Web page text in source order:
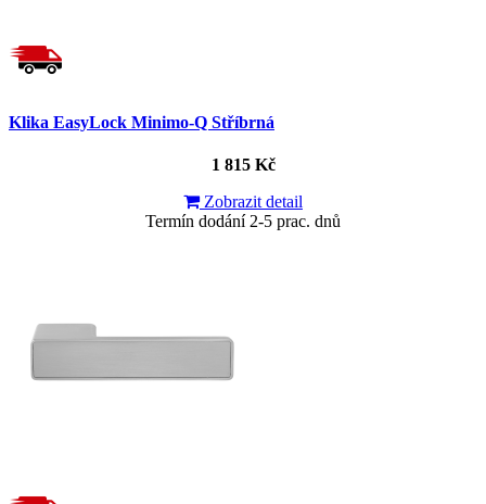
Klika EasyLock Minimo-Q Stříbrná
1 815 Kč
Zobrazit detail
Termín dodání 2-5 prac. dnů